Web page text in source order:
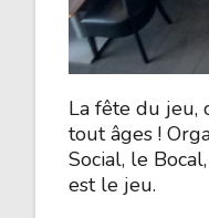
La fête du jeu,
tout âges !
Social, le
est le jeu.